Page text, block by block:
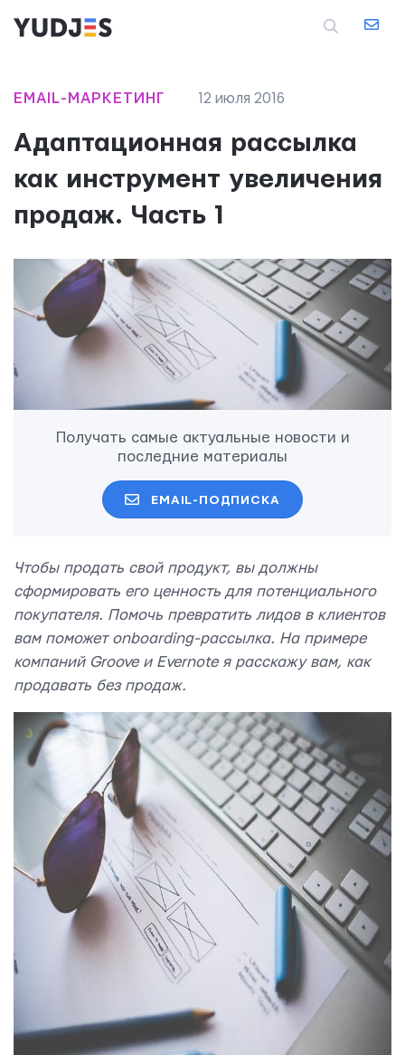
EMAIL-МАРКЕТИНГ 12 июля 2016
Адаптационная рассылка
как инструмент увеличения
продаж. Часть 1
Получать самые актуальные новости и
последние материалы
EMAIL-ПОДПИСКА
Чтобы продать свой продукт, вы должны
сформировать его ценность для потенциального
покупателя. Помочь превратить лидов в клиентов
вам поможет оnboarding-рассылка. На примере
компаний Groove и Evernote я расскажу вам, как
продавать без продаж.